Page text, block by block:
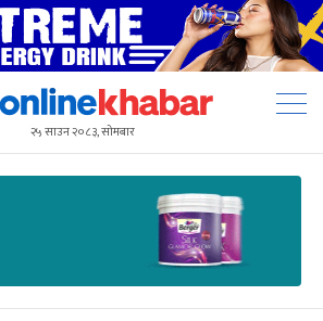
२५ साउन २०८३, सोमबार